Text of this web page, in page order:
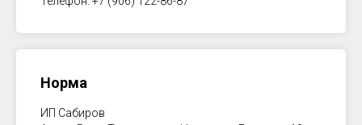
Норма
ИП Сабиров